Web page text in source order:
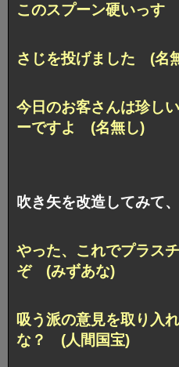
このスプーン硬いっす
さじを投げました (名
今日のお客さんは珍し
ーですよ (名無し)
吹き矢を改造してみて
やった、これでプラス
ぞ (みずあな)
吸う派の意見を取り入
な？ (人間国宝)